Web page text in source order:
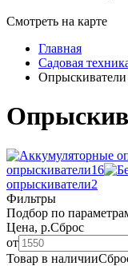
Смотреть на карте
Главная
Садовая
опрыскиватели16
опрыскиватели2
Фильтры
Подбор по
Цена, р.Сброс
от
Товар в наличии